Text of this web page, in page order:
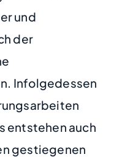
und
der
Infolgedessen
entstehen auch
gestiegenen